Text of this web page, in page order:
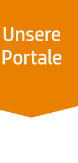
Unsere
Portale